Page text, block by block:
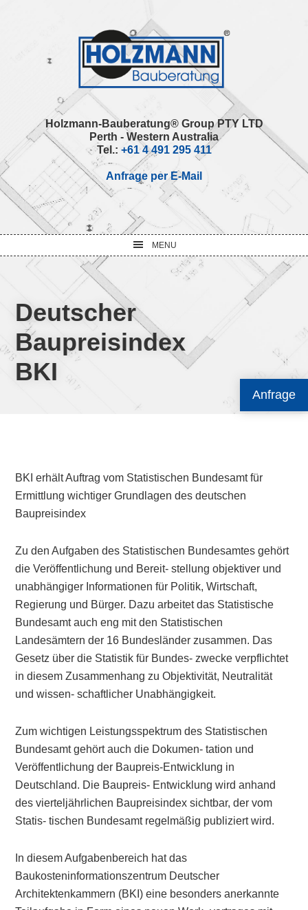
Anfrage
navigation
Holzmann-Bauberatung® Group PTY LTD
Perth - Western Australia
Tel.: +61 4 491 295 411
Anfrage per E-Mail
MENU
Deutscher
Baupreisindex
BKI
BKI erhält Auftrag vom Statistischen Bundesamt für
Ermittlung wichtiger Grundlagen des deutschen
Baupreisindex
Zu den Aufgaben des Statistischen Bundesamtes gehört
die Veröffentlichung und Bereit- stellung objektiver und
unabhängiger Informationen für Politik, Wirtschaft,
Regierung und Bürger. Dazu arbeitet das Statistische
Bundesamt auch eng mit den Statistischen
Landesämtern der 16 Bundesländer zusammen. Das
Gesetz über die Statistik für Bundes- zwecke verpflichtet
in diesem Zusammenhang zu Objektivität, Neutralität
und wissen- schaftlicher Unabhängigkeit.
Zum wichtigen Leistungsspektrum des Statistischen
Bundesamt gehört auch die Dokumen- tation und
Veröffentlichung der Baupreis-Entwicklung in
Deutschland. Die Baupreis- Entwicklung wird anhand
des vierteljährlichen Baupreisindex sichtbar, der vom
Statis- tischen Bundesamt regelmäßig publiziert wird.
In diesem Aufgabenbereich hat das
Baukosteninformationszentrum Deutscher
Architektenkammern (BKI) eine besonders anerkannte